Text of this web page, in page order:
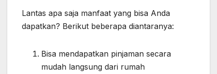
Lantas apa saja manfaat yang bisa Anda
dapatkan? Berikut beberapa diantaranya:
Bisa mendapatkan pinjaman secara
mudah langsung dari rumah